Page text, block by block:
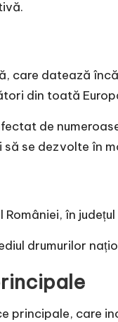
care datează
din toată
de
se dezvolte în
în
drumurilor
principale, care